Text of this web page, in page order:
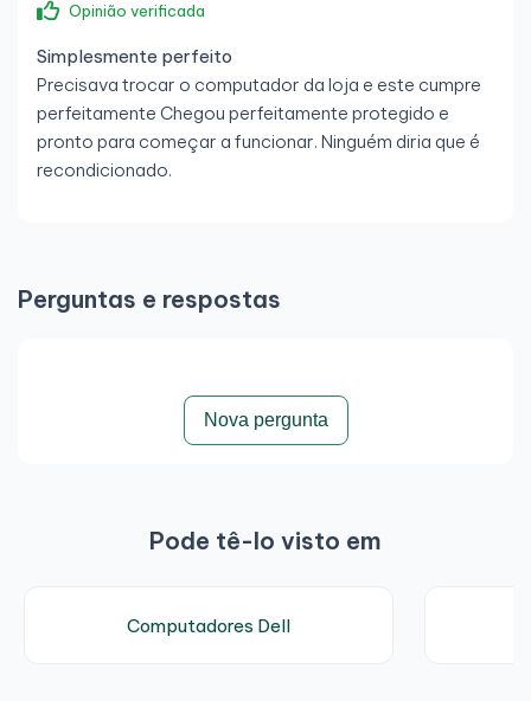
Opinião verificada
Simplesmente perfeito
Precisava trocar o computador da loja e este cumpre
perfeitamente Chegou perfeitamente protegido e
pronto para começar a funcionar. Ninguém diria que é
recondicionado.
Perguntas e respostas
Nova pergunta
Pode tê-lo visto em
Computadores Dell